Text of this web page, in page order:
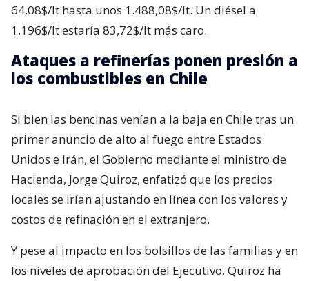
64,08$/lt hasta unos 1.488,08$/lt. Un diésel a
1.196$/lt estaría 83,72$/lt más caro.
Ataques a refinerías ponen presión a
los combustibles en Chile
Si bien las bencinas venían a la baja en Chile tras un
primer anuncio de alto al fuego entre Estados
Unidos e Irán, el Gobierno mediante el ministro de
Hacienda, Jorge Quiroz, enfatizó que los precios
locales se irían ajustando en línea con los valores y
costos de refinación en el extranjero.
Y pese al impacto en los bolsillos de las familias y en
los niveles de aprobación del Ejecutivo, Quiroz ha